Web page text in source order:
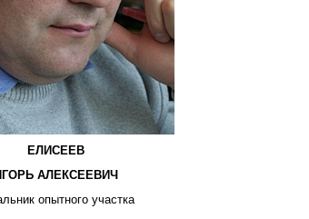
ЕЛИСЕЕВ
АЛЕКСЕЕВИЧ
опытного участка